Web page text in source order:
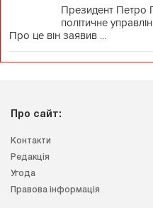
Президент Петро
політичне
Про це він заявив ...
Про сайт:
Контакти
Редакція
Угода
Правова інформація